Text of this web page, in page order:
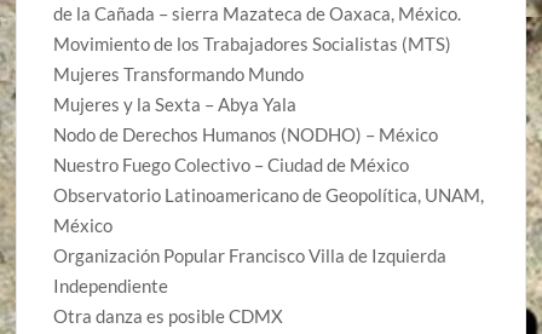
de la Cañada – sierra Mazateca de Oaxaca, México.
Movimiento de los Trabajadores Socialistas (MTS)
Mujeres Transformando Mundo
Mujeres y la Sexta – Abya Yala
Nodo de Derechos Humanos (NODHO) – México
Nuestro Fuego Colectivo – Ciudad de México
Observatorio Latinoamericano de Geopolítica, UNAM,
México
Organización Popular Francisco Villa de Izquierda
Independiente
Otra danza es posible CDMX